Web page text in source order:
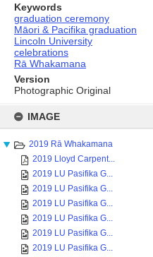
content
IMAGE
2019 Rā Whakamana
2019 Lloyd Carpent...
2019 LU Pasifika G...
2019 LU Pasifika G...
2019 LU Pasifika G...
2019 LU Pasifika G...
2019 LU Pasifika G...
2019 LU Pasifika G...
Keywords
graduation ceremony
Māori & Pacifika graduation
Lincoln University
celebrations
Rā Whakamana
Version
Photographic Original